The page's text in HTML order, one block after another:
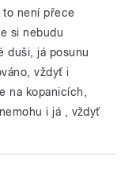
to není přece
si nebudu
duši, já posunu
vždyť i
na kopanicích,
i já , vždyť